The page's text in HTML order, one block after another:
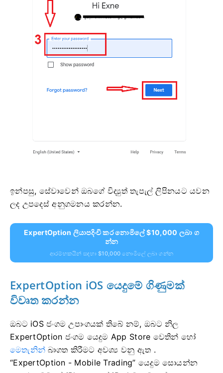
ඉන්පසු, සේවාවෙන් ඔබගේ විද්‍යුත් තැපැල් ලිපිනයට යවන
ලද උපදෙස් අනුගමනය කරන්න.
ExpertOption ලියාපදිංචි කර නොමිලේ $10,000 ලබා ග
න්න
ආරම්භකයින් සඳහා $10,000 නොමිලේ ලබා ගන්න
ExpertOption iOS යෙදුමේ ගිණුමක්
විවෘත කරන්න
ඔබට iOS ජංගම උපාංගයක් තිබේ නම්, ඔබට නිල
ExpertOption ජංගම යෙදුම App Store වෙතින් හෝ
මෙතැනින් බාගත කිරීමට අවශ්‍ය වනු ඇත .
“ExpertOption - Mobile Trading” යෙදුම සොයන්න